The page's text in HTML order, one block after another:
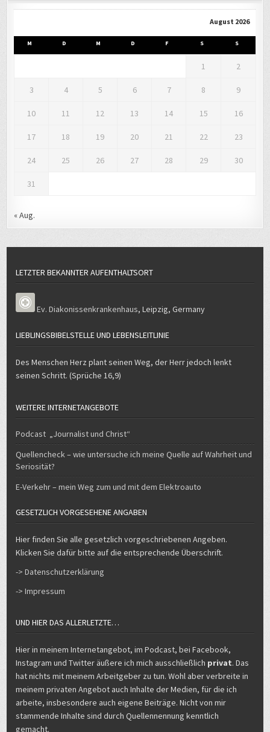
August 2026
M D M D F S S
1 2
3 4 5 6 7 8 9
10 11 12 13 14 15 16
17 18 19 20 21 22 23
24 25 26 27 28 29 30
31
« Aug.
LETZTER BEKANNTER AUFENTHALTSORT
Ev. Diakonissenkrankenhaus,Leipzig,Germany
LIEBLINGSBIBELSTELLE UND LEBENSLEITLINIE
Des Menschen Herz plant seinen Weg, der Herr jedoch lenkt
seinen Schritt. (Sprüche 16,9)
WEITERE INTERNETANGEBOTE
Podcast „Journalist und Christ“
Quellencheck – wie untersuche ich meine Quelle auf Wahrheit und
Seriosität?
E-Verkehr – mein Weg zum und mit dem Elektroauto
GESETZLICH VORGESEHENE ANGABEN
Hier finden Sie alle gesetzlich vorgeschriebenen Angeben.
Klicken Sie dafür bitte auf die entsprechende Überschrift.
-> Datenschutzerklärung
-> Impressum
UND HIER DAS ALLERLETZTE…
Hier in meinem Internetangebot, im Podcast, bei Facebook,
Instagram und Twitter äußere ich mich ausschließlich privat. Das
hat nichts mit meinem Arbeitgeber zu tun. Wohl aber verbreite in
meinem privaten Angebot auch Inhalte der Medien, für die ich
arbeite, insbesondere auch eigene Beiträge. Nicht von mir
stammende Inhalte sind durch Quellennennung kenntlich
gemacht.